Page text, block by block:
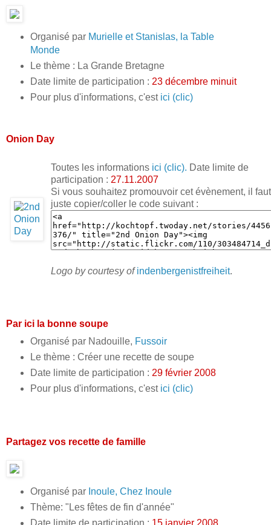
Organisé par Murielle et Stanislas, la Table
Monde
Le thème : La Grande Bretagne
Date limite de participation : 23 décembre minuit
Pour plus d'informations, c'est ici (clic)
Onion Day
Toutes les informations ici (clic). Date limite de
participation : 27.11.2007
Si vous souhaitez promouvoir cet évènement, il faut
juste copier/coller le code suivant :
Logo by courtesy ofindenbergenistfreiheit.
Par ici la bonne soupe
Organisé par Nadouille, Fussoir
Le thème : Créer une recette de soupe
Date limite de participation : 29 février 2008
Pour plus d'informations, c'est ici (clic)
Partagez vos recette de famille
Organisé par Inoule, Chez Inoule
Thème: "Les fêtes de fin d'année"